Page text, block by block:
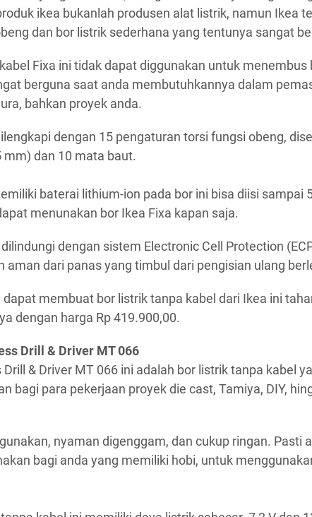
ikea bukanlah produsen alat listrik, namun Ikea
dan bor listrik sederhana yang tentunya sangat
Fixa ini tidak dapat diggunakan untuk menembus
berguna saat anda membutuhkannya dalam
bahkan proyek anda.
dengan 15 pengaturan torsi fungsi obeng,
mm) dan 10 mata baut.
baterai lithium-ion pada bor ini bisa diisi sampai
menunakan bor Ikea Fixa kapan saja.
dengan sistem Electronic Cell Protection
aman dari panas yang timbul dari pengisian ulang
dapat membuat bor listrik tanpa kabel dari Ikea ini
dengan harga Rp 419.900,00.
Drill & Driver MT 066
& Driver MT 066 ini adalah bor listrik tanpa kabel
bagi para pekerjaan proyek die cast, Tamiya, DIY,
nyaman digenggam, dan cukup ringan. Pasti
bagi anda yang memiliki hobi, untuk